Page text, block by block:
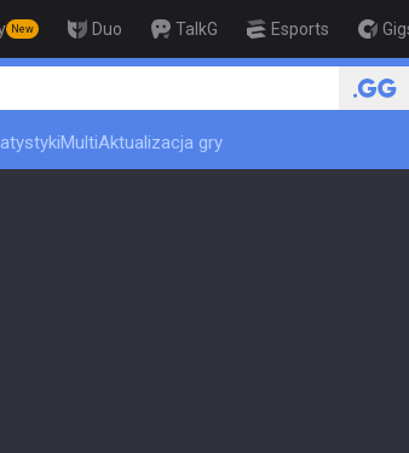
New Duo TalkG Esports
🏆 Rank Up in 3 Days! Challenger
MultiAktualizacja gry